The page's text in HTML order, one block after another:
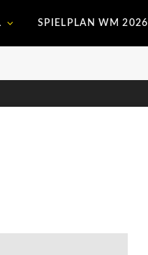
SPIELPLAN WM 2026